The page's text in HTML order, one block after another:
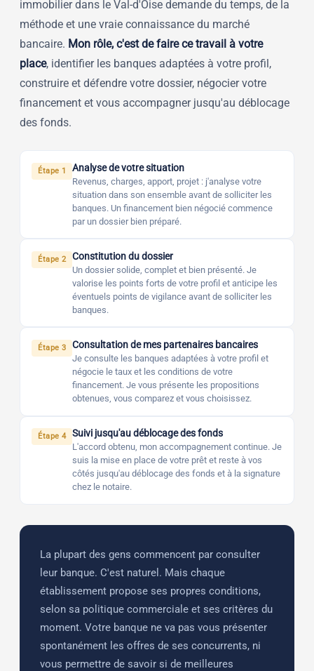
immobilier dans le Val-d'Oise demande du temps, de la
méthode et une vraie connaissance du marché
bancaire. Mon rôle, c'est de faire ce travail à votre
place, identifier les banques adaptées à votre profil,
construire et défendre votre dossier, négocier votre
financement et vous accompagner jusqu'au déblocage
des fonds.
Étape 1 Analyse de votre situation
Revenus, charges, apport, projet : j'analyse votre
situation dans son ensemble avant de solliciter les
banques. Un financement bien négocié commence
par un dossier bien préparé.
Étape 2 Constitution du dossier
Un dossier solide, complet et bien présenté. Je
valorise les points forts de votre profil et anticipe les
éventuels points de vigilance avant de solliciter les
banques.
Étape 3 Consultation de mes partenaires bancaires
Je consulte les banques adaptées à votre profil et
négocie le taux et les conditions de votre
financement. Je vous présente les propositions
obtenues, vous comparez et vous choisissez.
Étape 4 Suivi jusqu'au déblocage des fonds
L'accord obtenu, mon accompagnement continue. Je
suis la mise en place de votre prêt et reste à vos
côtés jusqu'au déblocage des fonds et à la signature
chez le notaire.
La plupart des gens commencent par consulter
leur banque. C'est naturel. Mais chaque
établissement propose ses propres conditions,
selon sa politique commerciale et ses critères du
moment. Votre banque ne va pas vous présenter
spontanément les offres de ses concurrents, ni
vous permettre de savoir si de meilleures